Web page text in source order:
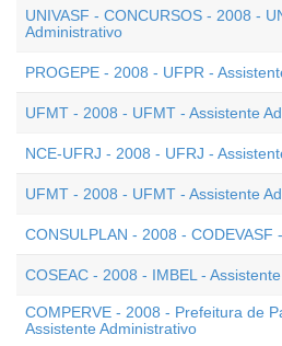
UNIVASF - CONCURSOS - 2008 -
Administrativo
PROGEPE - 2008 - UFPR -
UFMT - 2008 - UFMT - Assistente
NCE-UFRJ - 2008 - UFRJ -
UFMT - 2008 - UFMT - Assistente
CONSULPLAN - 2008 - CODEVASF
COSEAC - 2008 - IMBEL -
COMPERVE - 2008 - Prefeitura de
Assistente Administrativo